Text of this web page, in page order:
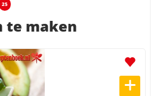
25
te maken